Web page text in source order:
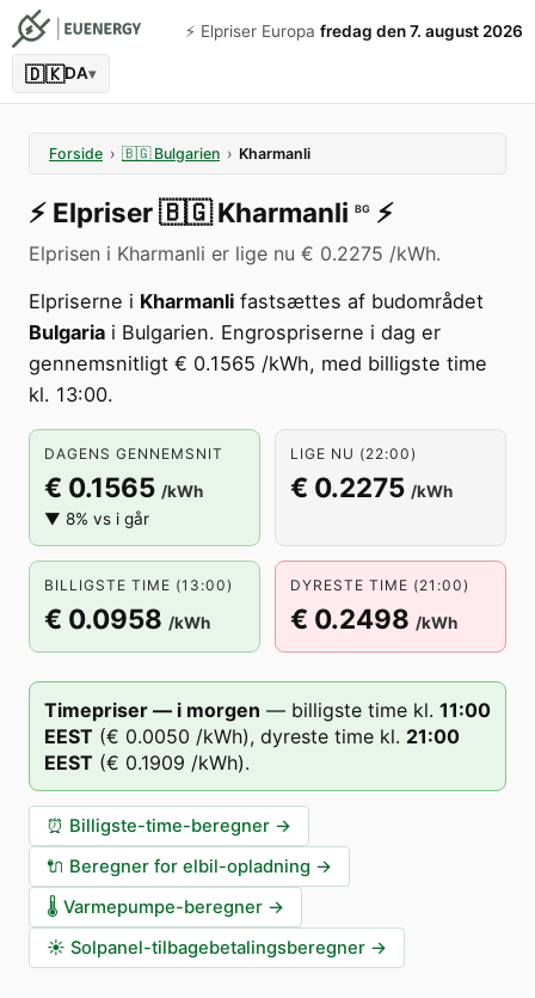
⚡️ Elpriser Europa fredag den 7. august 2026
🇩🇰DA▾
Forside › 🇧🇬 Bulgarien › Kharmanli
⚡️ Elpriser🇧🇬 Kharmanli BG ⚡️
Elprisen i Kharmanli er lige nu € 0.2275 /kWh.
Elpriserne i Kharmanli fastsættes af budområdet
Bulgaria i Bulgarien. Engrospriserne i dag er
gennemsnitligt € 0.1565 /kWh, med billigste time
kl. 13:00.
DAGENS GENNEMSNIT
€ 0.1565 /kWh
▼ 8% vs i går
LIGE NU (22:00)
€ 0.2275 /kWh
BILLIGSTE TIME (13:00)
€ 0.0958 /kWh
DYRESTE TIME (21:00)
€ 0.2498 /kWh
Timepriser — i morgen — billigste time kl. 11:00
EEST (€ 0.0050 /kWh), dyreste time kl. 21:00
EEST (€ 0.1909 /kWh).
⏰ Billigste-time-beregner →
🔌 Beregner for elbil-opladning →
🌡️ Varmepumpe-beregner →
☀️ Solpanel-tilbagebetalingsberegner →